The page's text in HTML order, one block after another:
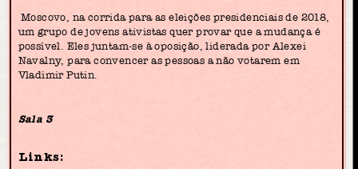
Moscovo, na corrida para as eleições presidenciais de 2018,
um grupo de jovens ativistas quer provar que a mudança é
possível. Eles juntam-se à oposição, liderada por Alexei
Navalny, para convencer as pessoas a não votarem em
Vladimir Putin.
Sala 3
Links: